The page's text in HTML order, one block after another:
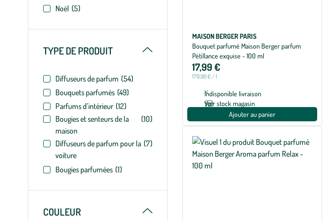
Noël (5)
TYPE DE PRODUIT Replier
Diffuseurs de parfum (54)
Bouquets parfumés (49)
Parfums d’intérieur (12)
Bougies et senteurs de la
maison
(10)
Diffuseurs de parfum pour la
voiture
(7)
Bougies parfumées (1)
COULEUR Replier
MAISON BERGER PARIS
Bouquet parfumé Maison Berger parfum
Pétillance exquise - 100 ml
17,99 €
179,90 € / l
Indisponible livraison
Voir stock magasin
Ajouter au panier